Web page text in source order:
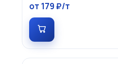
от 179 ₽/т